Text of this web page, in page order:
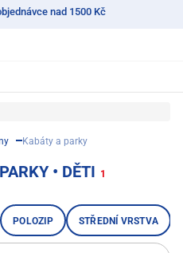
nad 1500 Kč
Kabáty a parky
• DĚTI 1
POLOZIP STŘEDNÍ VRSTVA